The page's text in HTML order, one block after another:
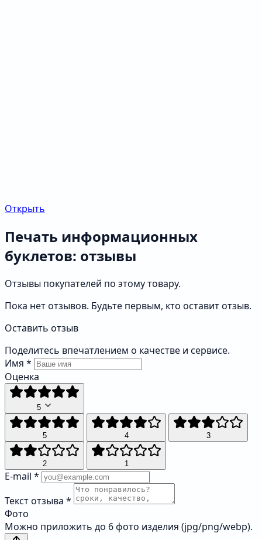
Открыть
Печать информационных
буклетов: отзывы
Отзывы покупателей по этому товару.
Пока нет отзывов. Будьте первым, кто оставит отзыв.
Оставить отзыв
Поделитесь впечатлением о качестве и сервисе.
Имя *
Оценка
5
5 4 3
2 1
E-mail *
Текст отзыва *
Фото
Можно приложить до 6 фото изделия (jpg/png/webp).